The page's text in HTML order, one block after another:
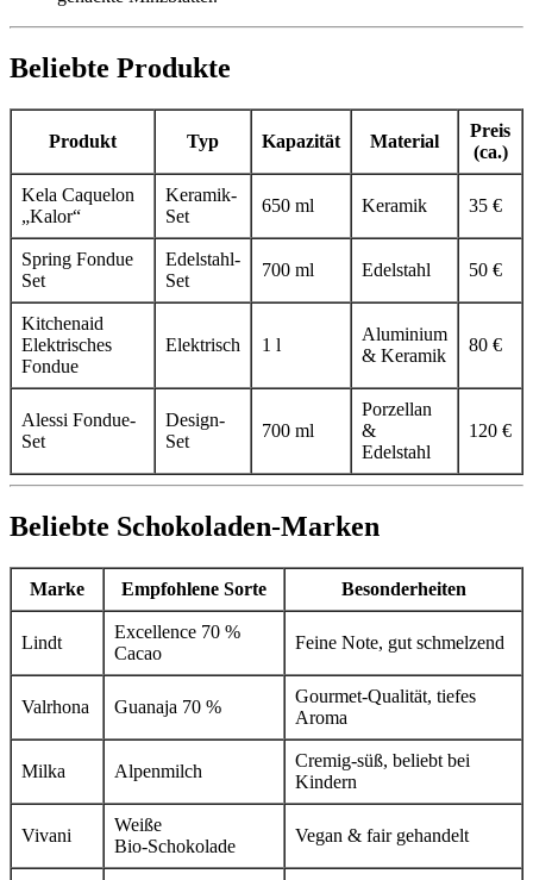
Beliebte Produkte
Produkt Typ Kapazität Material
Preis
(ca.)
Kela Caquelon
„Kalor“
Keramik-
Set
650 ml Keramik 35 €
Spring Fondue
Set
Edelstahl-
Set
700 ml Edelstahl 50 €
Kitchenaid
Elektrisches
Fondue
Elektrisch 1 l
Aluminium
& Keramik
80 €
Alessi Fondue-
Set
Design-
Set
700 ml
Porzellan
&
Edelstahl
120 €
Beliebte Schokoladen‑Marken
Marke Empfohlene Sorte Besonderheiten
Lindt
Excellence 70 %
Cacao
Feine Note, gut schmelzend
Valrhona Guanaja 70 %
Gourmet‑Qualität, tiefes
Aroma
Milka Alpenmilch
Cremig‑süß, beliebt bei
Kindern
Vivani
Weiße
Bio‑Schokolade
Vegan & fair gehandelt